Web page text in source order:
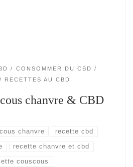
CONSOMMER DU CBD
RECETTES AU CBD
chanvre & CBD
chanvre
recette cbd
recette chanvre et cbd
couscous